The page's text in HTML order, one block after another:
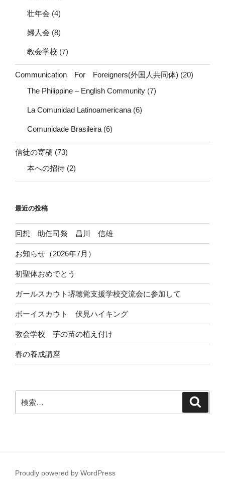
壮年会 (4)
婦人会 (8)
教会学校 (7)
Communication For Foreigners(外国人共同体) (20)
The Philippine – English Community (7)
La Comunidad Latinoamericana (6)
Comunidade Brasileira (6)
信徒の寄稿 (73)
本への招待 (2)
最近の投稿
回想 助任司祭 昌川 信雄
お知らせ（2026年7月）
初聖体おめでとう
ガールスカウト堺聴覚支援学校交流会に参加して
ボーイスカウト 伏見ハイキング
教会学校 芋の苗の植え付け
春の養成講座
索:
Proudly powered by WordPress